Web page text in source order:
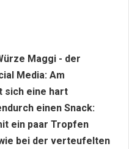
Maggi - der
Media: Am
sich eine hart
einen Snack:
ein paar Tropfen
bei der verteufelten